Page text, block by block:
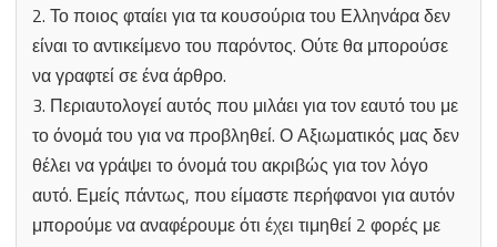
2. Το ποιος φταίει για τα κουσούρια του Ελληνάρα δεν
είναι το αντικείμενο του παρόντος. Ούτε θα μπορούσε
να γραφτεί σε ένα άρθρο.
3. Περιαυτολογεί αυτός που μιλάει για τον εαυτό του με
το όνομά του για να προβληθεί. Ο Αξιωματικός μας δεν
θέλει να γράψει το όνομά του ακριβώς για τον λόγο
αυτό. Εμείς πάντως, που είμαστε περήφανοι για αυτόν
μπορούμε να αναφέρουμε ότι έχει τιμηθεί 2 φορές με